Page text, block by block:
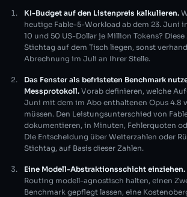
KI-Budget auf den Listenpreis kalkulieren.
heutige Fable-5-Workload ab dem 23. Juni
10 und 50 US-Dollar je Million Tokens?
Stichtag auf dem Tisch liegen, sonst
Abrechnung im Juli an Ihrer Stelle.
Das Fenster als befristeten Benchmark
Messprotokoll. Vorab definieren, welche
Juni mit dem im Abo enthaltenen Opus 4.8
müssen. Den Leistungsunterschied von
dokumentieren, in Minuten, Fehlerquoten
Die Entscheidung über Weiterzahlen oder
Stichtag, auf Basis dieser Zahlen.
Eine Modell-Abstraktionsschicht einziehen.
Routing modell-agnostisch halten, einen
Benchmark gepflegt lassen, eine